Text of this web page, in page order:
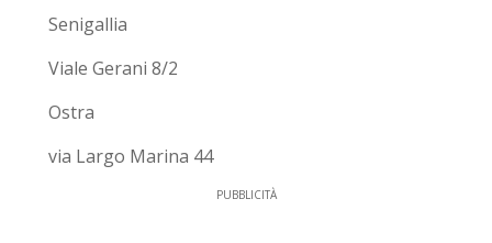
Senigallia
Viale Gerani 8/2
Ostra
via Largo Marina 44
PUBBLICITÀ